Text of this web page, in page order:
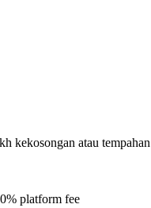
kekosongan atau
platform fee